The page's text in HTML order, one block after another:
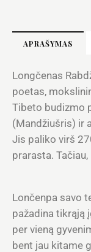
APRAŠYMAS
Longčenas
poetas,
Tibeto budizmo
(Mandžiušris) ir
Jis paliko virš
prarasta.
Lončenpa savo
pažadina tikrąją
per vieną
bent jau kitame